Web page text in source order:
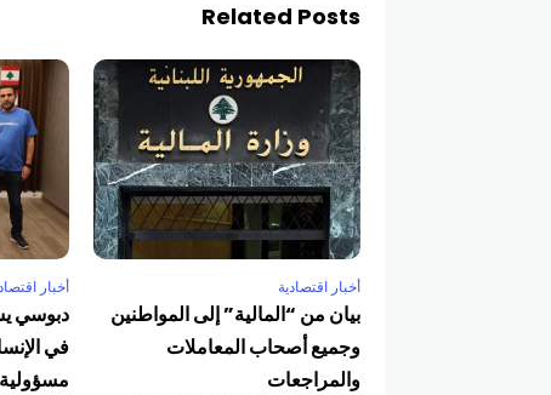
Related Posts
أخبار اقتصادية
بيان من “المالية” إلى المواطنين
وجميع أصحاب المعاملات
والمراجعات
أخبار
دبوسي
في